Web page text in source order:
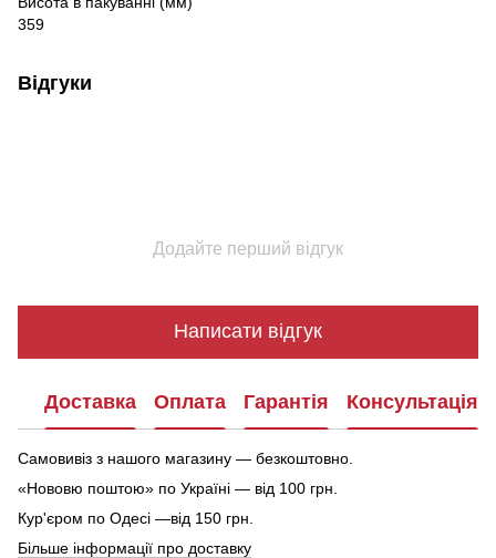
359
Відгуки
Додайте перший відгук
Написати відгук
Доставка Оплата Гарантія Консультація
Самовивіз з нашого магазину — безкоштовно.
«Нововю поштою» по Україні — від 100 грн.
Кур'єром по Одесі —від 150 грн.
Більше інформації про доставку